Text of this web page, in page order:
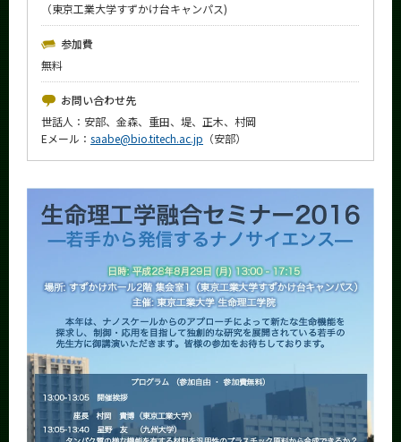
（東京工業大学すずかけ台キャンパス)
参加費
無料
お問い合わせ先
世話人：安部、金森、重田、堤、正木、村岡
Eメール： saabe@bio.titech.ac.jp （安部）
今後のイベント
学内向け情報
CLOSE